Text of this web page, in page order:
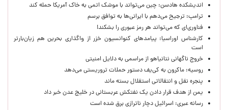
اندیشکده هادسن: چین می‌تواند با موشک اتمی به خاک آمریکا حمله کند
ترامپ: ترجیح می‌دهم با ایرانی‌‌ها به توافق برسم
فناوری‌ای که می‌تواند هر رمز عبوری را بشکند!
کارشناس اوراسیا: پیامدهای کنوانسیون خزر از واگذاری بحرین هم زیان‌بارتر
است
خروج ناگهانی نتانیاهو از مراسمی به دلایل امنیتی
روسیه: ماکرون به کی‌یف دستور حملات تروریستی می‌دهد
پنجره‌ نقل و انتقالاتی استقلال بسته ماند
یمن از هدف قرار دادن یک نفتکش عربستانی در خلیج عدن خبر داد
رسانه عبری: اسرائیل دچار ناترازی برق شده است